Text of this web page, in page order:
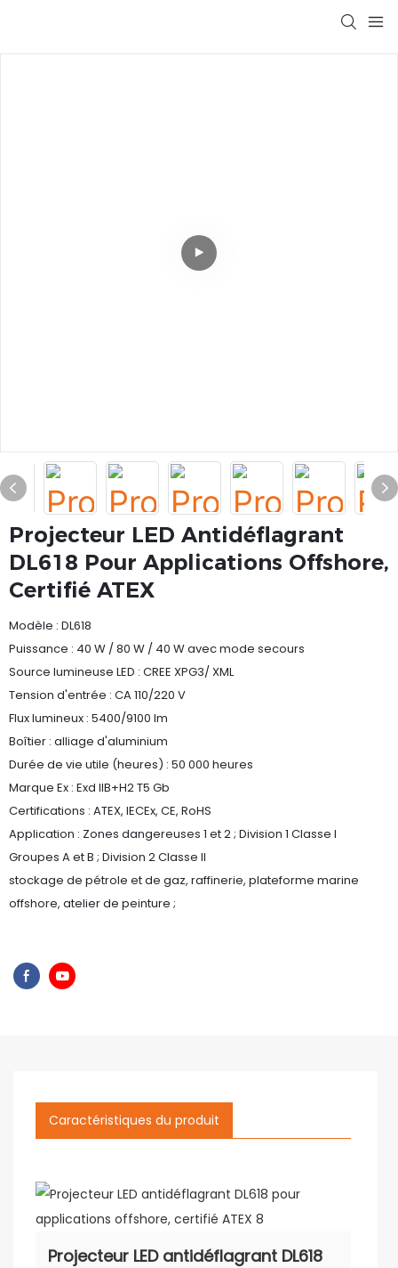
Projecteur LED Antidéflagrant
DL618 Pour Applications Offshore,
Certifié ATEX
Modèle : DL618
Puissance : 40 W / 80 W / 40 W avec mode secours
Source lumineuse LED : CREE XPG3/ XML
Tension d'entrée : CA 110/220 V
Flux lumineux : 5400/9100 lm
Boîtier : alliage d'aluminium
Durée de vie utile (heures) : 50 000 heures
Marque Ex : Exd IIB+H2 T5 Gb
Certifications : ATEX, IECEx, CE, RoHS
Application : Zones dangereuses 1 et 2 ; Division 1 Classe I
Groupes A et B ; Division 2 Classe II
stockage de pétrole et de gaz, raffinerie, plateforme marine
offshore, atelier de peinture ;
Caractéristiques du produit
Projecteur LED antidéflagrant DL618